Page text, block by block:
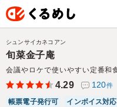
旬菜金子庵
会議やロケで使いやすい定番和
シュンサイカネコアン
4.29 120件
帳票電子発行可
インボイス対応